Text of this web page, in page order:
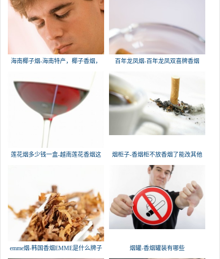
海南椰子烟-海南特产，椰子香烟，
百年龙凤烟-百年龙凤双喜牌香烟
莲花烟多少钱一盒-越南莲花香烟这 烟柜子-香烟柜不放香烟了能改其他
emme烟-韩国香烟EMME是什么牌子 烟罐-香烟罐装有哪些